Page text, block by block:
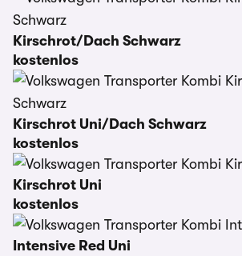
Kirschrot/Dach Schwarz
kostenlos
Kirschrot Uni/Dach Schwarz
kostenlos
Kirschrot Uni
kostenlos
Intensive Red Uni